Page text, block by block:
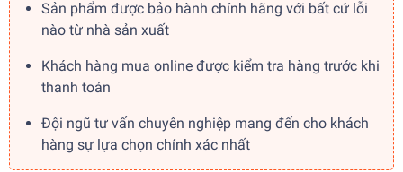
Sản phẩm được bảo hành chính hãng với bất cứ lỗi
nào từ nhà sản xuất
Khách hàng mua online được kiểm tra hàng trước khi
thanh toán
Đội ngũ tư vấn chuyên nghiệp mang đến cho khách
hàng sự lựa chọn chính xác nhất